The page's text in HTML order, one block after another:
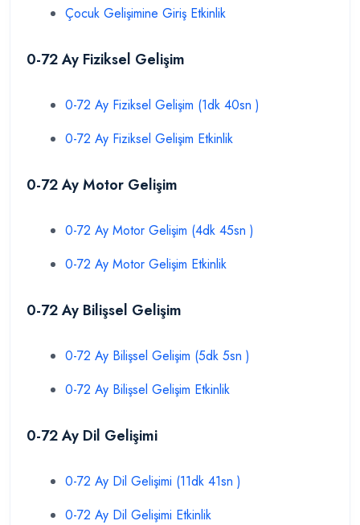
Çocuk Gelişimine Giriş Etkinlik
0-72 Ay Fiziksel Gelişim
0-72 Ay Fiziksel Gelişim (1dk 40sn )
0-72 Ay Fiziksel Gelişim Etkinlik
0-72 Ay Motor Gelişim
0-72 Ay Motor Gelişim (4dk 45sn )
0-72 Ay Motor Gelişim Etkinlik
0-72 Ay Bilişsel Gelişim
0-72 Ay Bilişsel Gelişim (5dk 5sn )
0-72 Ay Bilişsel Gelişim Etkinlik
0-72 Ay Dil Gelişimi
0-72 Ay Dil Gelişimi (11dk 41sn )
0-72 Ay Dil Gelişimi Etkinlik